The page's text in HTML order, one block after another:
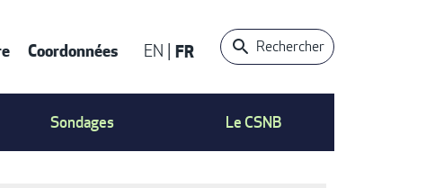
Coordonnées EN FR Rechercher
Sondages Le CSNB